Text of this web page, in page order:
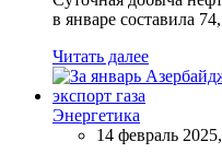
в январе составила
Читать далее
Энергетика
14 февраль